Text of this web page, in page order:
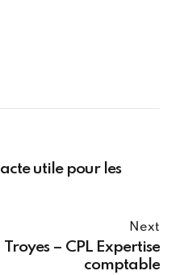
utile pour les
Next
– CPL Expertise
comptable